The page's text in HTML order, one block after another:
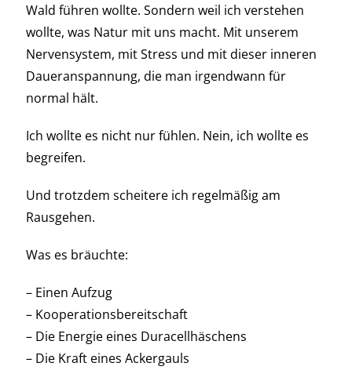
Wald führen wollte. Sondern weil ich verstehen
wollte, was Natur mit uns macht. Mit unserem
Nervensystem, mit Stress und mit dieser inneren
Daueranspannung, die man irgendwann für
normal hält.
Ich wollte es nicht nur fühlen. Nein, ich wollte es
begreifen.
Und trotzdem scheitere ich regelmäßig am
Rausgehen.
Was es bräuchte:
– Einen Aufzug
– Kooperationsbereitschaft
– Die Energie eines Duracellhäschens
– Die Kraft eines Ackergauls